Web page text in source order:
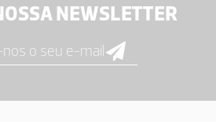
NEWSLETTER